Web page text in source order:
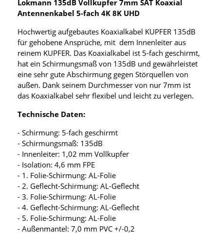
Lokmann 135dB Vollkupfer 7mm SAT Koaxial
Antennenkabel 5-fach 4K 8K UHD
Hochwertig aufgebautes Koaxialkabel KUPFER 135dB
für gehobene Ansprüche, mit dem Innenleiter aus
reinem KUPFER. Das Koaxialkabel ist 5-fach geschirmt,
hat ein Schirmungsmaß von 135dB und gewährleistet
eine sehr gute Abschirmung gegen Störquellen von
außen. Dank seinem Durchmesser von nur 7mm ist
das Koaxialkabel sehr flexibel und leicht zu verlegen.
Technische Daten:
- Schirmung: 5-fach geschirmt
- Schirmungsmaß: 135dB
- Innenleiter: 1,02 mm Vollkupfer
- Isolation: 4,6 mm FPE
- 1. Folie-Schirmung: AL-Folie
- 2. Geflecht-Schirmung: AL-Geflecht
- 3. Folie-Schirmung: AL-Folie
- 4. Geflecht-Schirmung: AL-Geflecht
- 5. Folie-Schirmung: AL-Folie
- Außenmantel: 7,0 mm PVC +/-0,2